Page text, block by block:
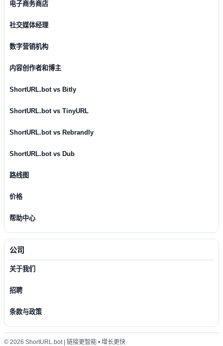
电子商务商店
社交媒体经理
数字营销机构
内容创作者和博主
ShortURL.bot vs Bitly
ShortURL.bot vs TinyURL
ShortURL.bot vs Rebrandly
ShortURL.bot vs Dub
路线图
价格
帮助中心
公司
关于我们
招聘
条款与政策
© 2026 ShortURL.bot | 链接更智能 • 增长更快